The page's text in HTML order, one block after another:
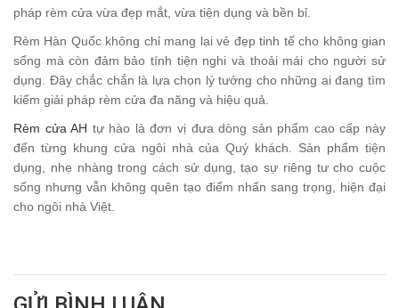
pháp rèm cửa vừa đẹp mắt, vừa tiện dụng và bền bỉ.
Rèm Hàn Quốc không chỉ mang lại vẻ đẹp tinh tế cho không gian
sống mà còn đảm bảo tính tiện nghi và thoải mái cho người sử
dụng. Đây chắc chắn là lựa chọn lý tưởng cho những ai đang tìm
kiếm giải pháp rèm cửa đa năng và hiệu quả.
Rèm cửa AH tự hào là đơn vị đưa dòng sản phẩm cao cấp này
đến từng khung cửa ngôi nhà của Quý khách. Sản phẩm tiện
dụng, nhẹ nhàng trong cách sử dụng, tạo sự riêng tư cho cuộc
sống nhưng vẫn không quên tạo điểm nhấn sang trọng, hiện đại
cho ngôi nhà Việt.